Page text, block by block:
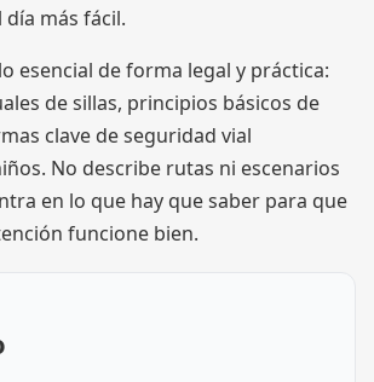
más fácil.
esencial de forma legal y práctica:
de sillas, principios básicos de
clave de seguridad vial
No describe rutas ni escenarios
en lo que hay que saber para que
funcione bien.